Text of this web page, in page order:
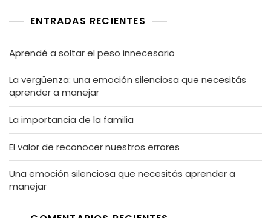
ENTRADAS RECIENTES
Aprendé a soltar el peso innecesario
La vergüenza: una emoción silenciosa que necesitás
aprender a manejar
La importancia de la familia
El valor de reconocer nuestros errores
Una emoción silenciosa que necesitás aprender a
manejar